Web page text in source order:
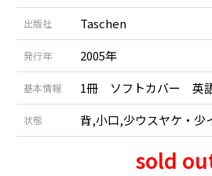
出版社 Taschen
発行年 2005年
基本情報 1冊 ソフトカバー 英
状態 背,小口,少ウスヤケ・少
sold